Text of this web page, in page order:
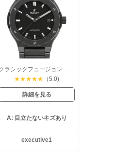
クラシックフュージョン ブラックマジック
★★★★★ （5.0)
詳細を見る
A: 目立たないキズあり
executive1